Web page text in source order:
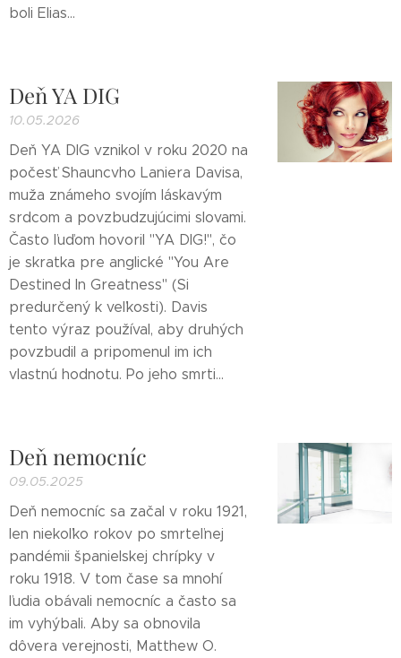
boli Elias...
Deň YA DIG
10.05.2026
Deň YA DIG vznikol v roku 2020 na
počesť Shauncvho Laniera Davisa,
muža známeho svojím láskavým
srdcom a povzbudzujúcimi slovami.
Často ľuďom hovoril "YA DIG!", čo
je skratka pre anglické "You Are
Destined In Greatness" (Si
predurčený k veľkosti). Davis
tento výraz používal, aby druhých
povzbudil a pripomenul im ich
vlastnú hodnotu. Po jeho smrti...
Deň nemocníc
09.05.2025
Deň nemocníc sa začal v roku 1921,
len niekoľko rokov po smrteľnej
pandémii španielskej chrípky v
roku 1918. V tom čase sa mnohí
ľudia obávali nemocníc a často sa
im vyhýbali. Aby sa obnovila
dôvera verejnosti, Matthew O.